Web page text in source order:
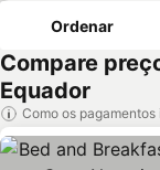
Ordenar
Compare
Equador
Como os